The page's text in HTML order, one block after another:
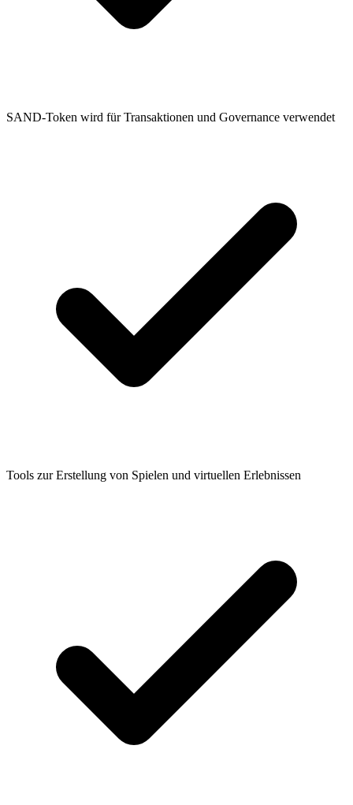
SAND-Token wird für Transaktionen und Governance verwendet
Tools zur Erstellung von Spielen und virtuellen Erlebnissen